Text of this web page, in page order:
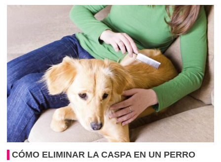
CÓMO ELIMINAR LA CASPA EN UN PERRO